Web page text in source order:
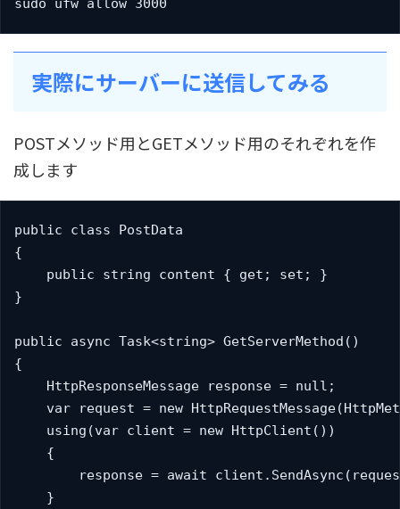
sudo ufw allow 3000
実際にサーバーに送信してみる
POSTメソッド用とGETメソッド用のそれぞれを作
成します
public class PostData
{
    public string content { get; set; }
}
public async Task<string> GetServerMethod()
{
    HttpResponseMessage response = null;
var request = new
    using(var client = new HttpClient())
    {
response = await
    }